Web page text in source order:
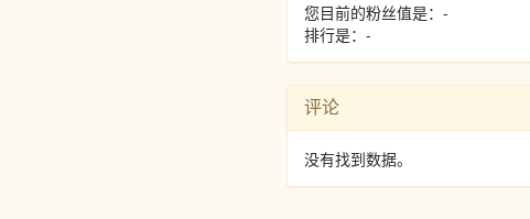
您目前的粉丝值是：-
排行是：-
评论
没有找到数据。